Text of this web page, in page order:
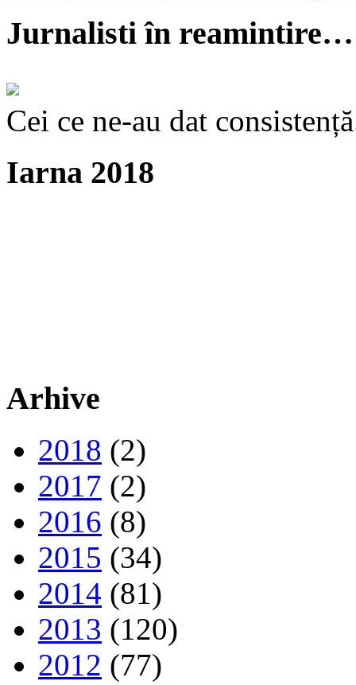
Jurnalisti în reamintire…
Cei ce ne-au dat
Iarna 2018
Arhive
2018 (2)
2017 (2)
2016 (8)
2015 (34)
2014 (81)
2013 (120)
2012 (77)